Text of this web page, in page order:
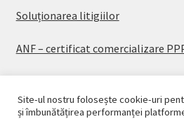
Soluționarea litigiilor
ANF – certificat comercializare
Site-ul nostru folosește cookie-uri
și îmbunătățirea performanței